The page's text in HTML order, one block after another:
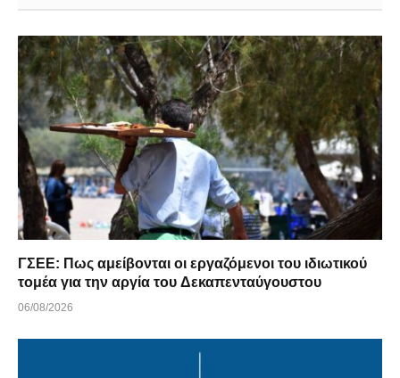
ΓΣΕΕ: Πως αμείβονται οι εργαζόμενοι του ιδιωτικού
τομέα για την αργία του Δεκαπενταύγουστου
06/08/2026